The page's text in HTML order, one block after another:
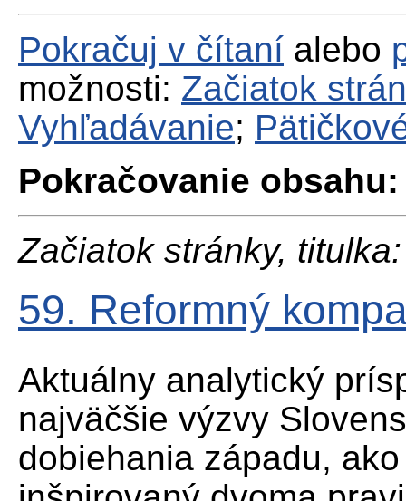
Pokračuj v čítaní alebo
možnosti: Začiatok
Vyhľadávanie;
Pokračovanie obsahu:
Začiatok stránky, titulka:
59. Reformný
Aktuálny analytický
najväčšie výzvy
dobiehania západu,